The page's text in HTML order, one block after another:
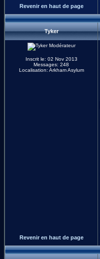
Revenir en haut de page
Tyker
Inscrit le: 02 Nov 2013
Messages: 248
Localisation: Arkham Asylum
Revenir en haut de page